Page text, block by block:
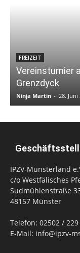
FREIZEIT
Vereinsturnier
Grenzdyck
Ninja Martin - 28. Juni
IPZV-Münsterland
c/o Westfälisches
Sudmühlenstraße
48157 Münster
Telefon: 02502 /
E-Mail: info@ipzv-